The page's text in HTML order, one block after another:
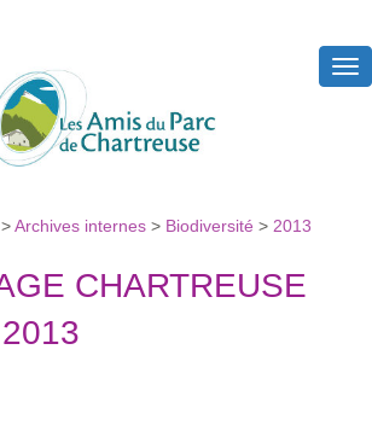
>Archives internes > Biodiversité > 2013
CHARTREUSE